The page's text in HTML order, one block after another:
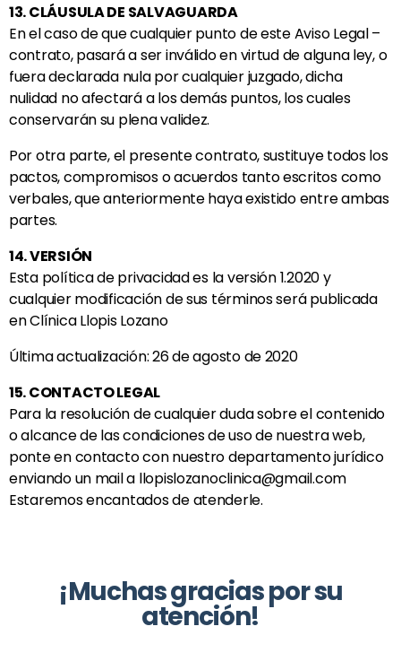
13. CLÁUSULA DE SALVAGUARDA
En el caso de que cualquier punto de este Aviso Legal –
contrato, pasará a ser inválido en virtud de alguna ley, o
fuera declarada nula por cualquier juzgado, dicha
nulidad no afectará a los demás puntos, los cuales
conservarán su plena validez.
Por otra parte, el presente contrato, sustituye todos los
pactos, compromisos o acuerdos tanto escritos como
verbales, que anteriormente haya existido entre ambas
partes.
14. VERSIÓN
Esta política de privacidad es la versión 1.2020 y
cualquier modificación de sus términos será publicada
enClínica Llopis Lozano
Última actualización: 26 de agosto de 2020
15. CONTACTO LEGAL
Para la resolución de cualquier duda sobre el contenido
o alcance de las condiciones de uso de nuestra web,
ponte en contacto con nuestro departamento jurídico
enviando un mail a llopislozanoclinica@gmail.com
Estaremos encantados de atenderle.
¡Muchas gracias por su
atención!